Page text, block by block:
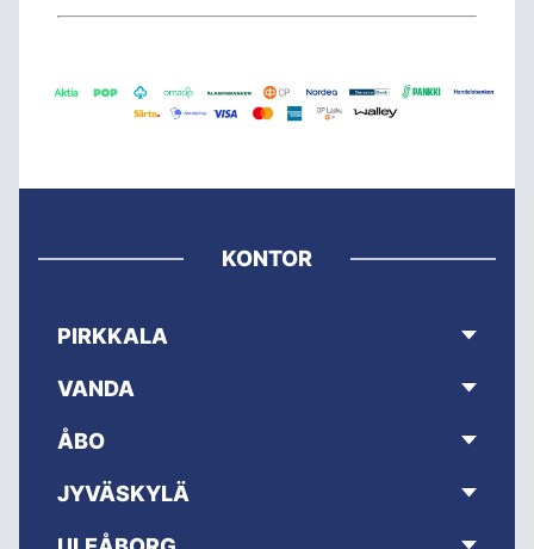
KONTOR
PIRKKALA
VANDA
ÅBO
JYVÄSKYLÄ